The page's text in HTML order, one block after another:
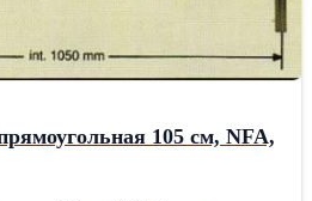
105 см, NFA,